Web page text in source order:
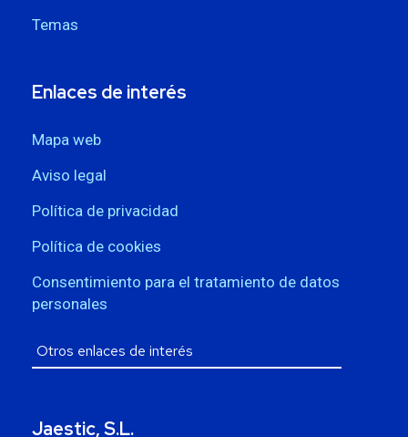
Temas
Enlaces de interés
Mapa web
Aviso legal
Política de privacidad
Política de cookies
Consentimiento para el tratamiento de datos
personales
Jaestic, S.L.